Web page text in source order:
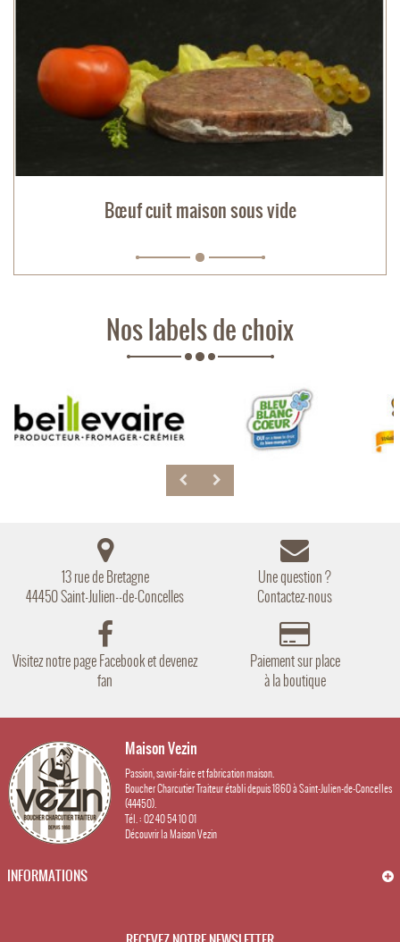
Bœuf cuit maison sous vide
Nos labels de choix
13 rue de Bretagne
44450 Saint-Julien--de-Concelles
Une question ?
Contactez-nous
Visitez notre page Facebook et devenez
fan
Paiement sur place
à la boutique
Maison Vezin
Passion, savoir-faire et fabrication maison.
Boucher Charcutier Traiteur établi depuis 1860 à Saint-Julien-de-Concelles
(44450).
Tél. : 02 40 54 10 01
Découvrir la Maison Vezin
INFORMATIONS